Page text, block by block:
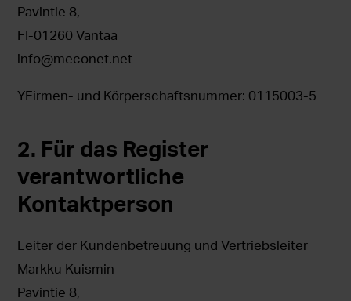
Pavintie 8,
FI-01260 Vantaa
info@meconet.net
YFirmen- und Körperschaftsnummer: 0115003-5
2. Für das Register
verantwortliche
Kontaktperson
Leiter der Kundenbetreuung und Vertriebsleiter
Markku Kuismin
Pavintie 8,